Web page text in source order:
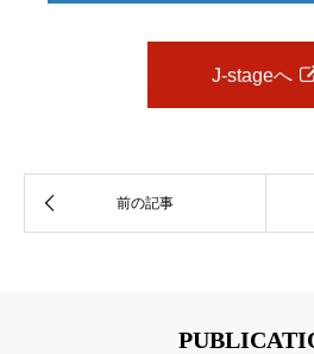
J-stageへ